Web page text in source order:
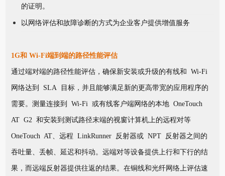
的证明。
以网络评估和故障诊断的方式为企业客户提供增值服务
1G和 Wi-Fi端到端的路径性能评估
通过端对端的路径性能评估，确保新安装或升级的有线和 Wi-Fi
网络达到 SLA 目标，并且能够满足新的更高带宽的应用程序的
需要。测量连接到 Wi-Fi 或有线客户端网络的本地 OneTouch
AT G2 和安装到测试路径末端的视窗计算机上的远程对等
OneTouch AT、远程 LinkRunner 反射器或 NPT 反射器之间的
吞吐量、丢帧、延迟和抖动。远端对等设备提供上行和下行的结
果，而远端反射器提供往返的结果。在铜线和光纤网络上评估速